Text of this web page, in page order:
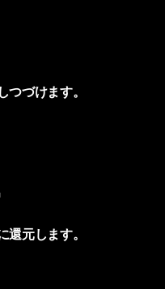
づけます。
元します。